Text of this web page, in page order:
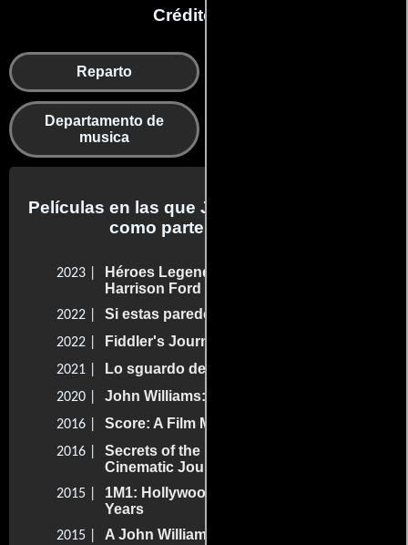
Créditos en:
Reparto
Departamento de
musica
Películas en las que John Williams trabajo
como parte del reparto
2023 |
Héroes Legendarios: Indiana Jones y
Harrison Ford
2022 | Si estas paredes cantaran...
2022 | Fiddler's Journey to the Big Screen
2021 | Lo sguardo della musica
2020 | John Williams: Live in Vienna
2016 | Score: A Film Music Documentary
2016 |
Secrets of the Force Awakens: A
Cinematic Journey
2015 |
1M1: Hollywood Horns of the Golden
Years
2015 | A John Williams Celebration